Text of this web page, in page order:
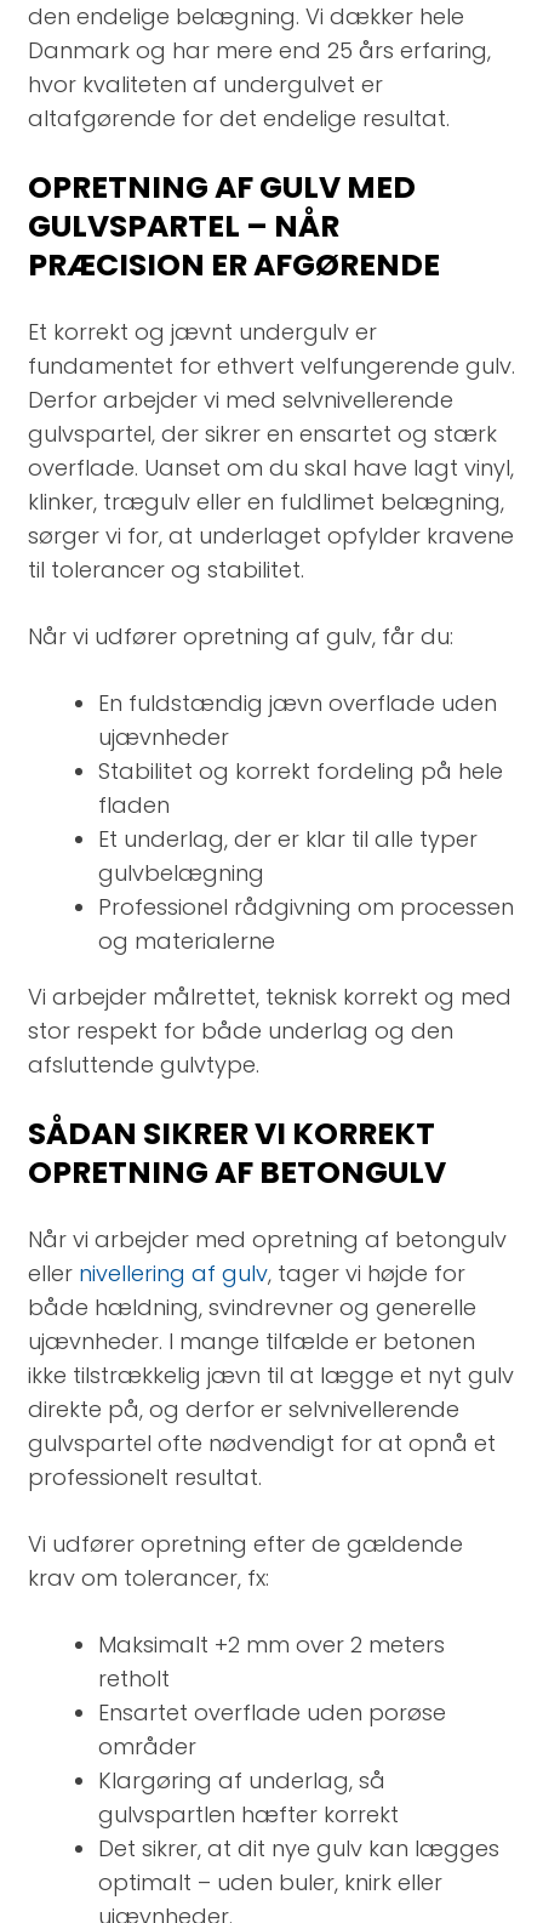
den endelige belægning. Vi dækker hele
Danmark og har mere end 25 års erfaring,
hvor kvaliteten af undergulvet er
altafgørende for det endelige resultat.
OPRETNING AF GULV MED
GULVSPARTEL – NÅR
PRÆCISION ER AFGØRENDE
Et korrekt og jævnt undergulv er
fundamentet for ethvert velfungerende gulv.
Derfor arbejder vi med selvnivellerende
gulvspartel, der sikrer en ensartet og stærk
overflade. Uanset om du skal have lagt vinyl,
klinker, trægulv eller en fuldlimet belægning,
sørger vi for, at underlaget opfylder kravene
til tolerancer og stabilitet.
Når vi udfører opretning af gulv, får du:
En fuldstændig jævn overflade uden
ujævnheder
Stabilitet og korrekt fordeling på hele
fladen
Et underlag, der er klar til alle typer
gulvbelægning
Professionel rådgivning om processen
og materialerne
Vi arbejder målrettet, teknisk korrekt og med
stor respekt for både underlag og den
afsluttende gulvtype.
SÅDAN SIKRER VI KORREKT
OPRETNING AF BETONGULV
Når vi arbejder med opretning af betongulv
eller nivellering af gulv, tager vi højde for
både hældning, svindrevner og generelle
ujævnheder. I mange tilfælde er betonen
ikke tilstrækkelig jævn til at lægge et nyt gulv
direkte på, og derfor er selvnivellerende
gulvspartel ofte nødvendigt for at opnå et
professionelt resultat.
Vi udfører opretning efter de gældende
krav om tolerancer, fx:
Maksimalt +2 mm over 2 meters
retholt
Ensartet overflade uden porøse
områder
Klargøring af underlag, så
gulvspartlen hæfter korrekt
Det sikrer, at dit nye gulv kan lægges
optimalt – uden buler, knirk eller
ujævnheder.